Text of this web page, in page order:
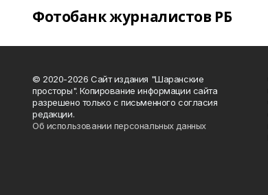
Фотобанк журналистов РБ
© 2020-2026 Сайт издания "Шаранские
просторы". Копирование информации сайта
разрешено только с письменного согласия
редакции.
Об использовании персональных данных